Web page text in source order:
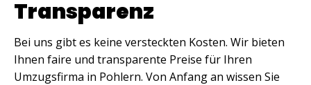
Transparenz
Bei uns gibt es keine versteckten Kosten. Wir bieten
Ihnen faire und transparente Preise für Ihren
Umzugsfirma in Pohlern. Von Anfang an wissen Sie